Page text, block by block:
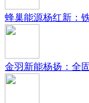
蜂巢能源杨红新：
金羽新能杨扬：全